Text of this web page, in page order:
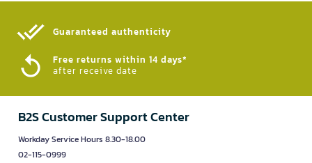
Guaranteed authenticity​
Free returns within 14 days*
after receive date
B2S Customer Support Center
Workday Service Hours 8.30-18.00
02-115-0999